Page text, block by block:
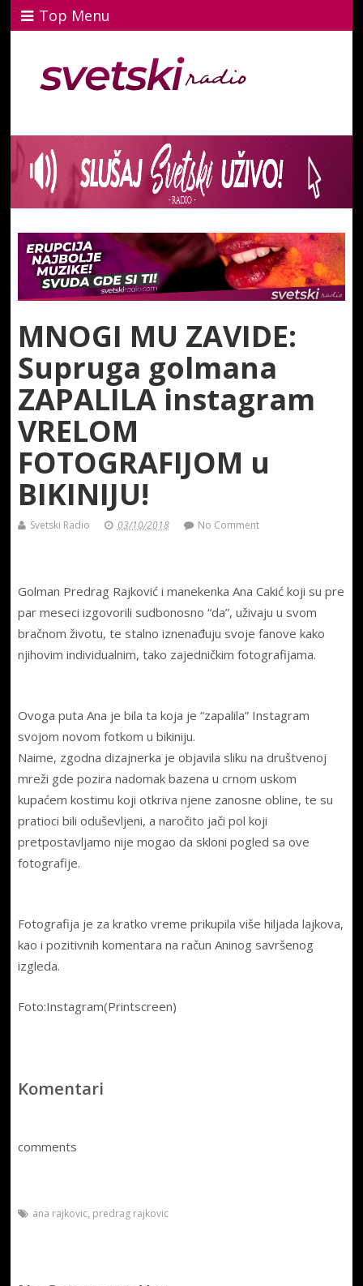
Top Menu
MNOGI MU ZAVIDE:
Supruga golmana
ZAPALILA instagram
VRELOM
FOTOGRAFIJOM u
BIKINIJU!
Svetski Radio 03/10/2018 No Comment
Golman Predrag Rajković i manekenka Ana Cakić koji su pre
par meseci izgovorili sudbonosno “da”, uživaju u svom
bračnom životu, te stalno iznenađuju svoje fanove kako
njihovim individualnim, tako zajedničkim fotografijama.
Ovoga puta Ana je bila ta koja je “zapalila” Instagram
svojom novom fotkom u bikiniju.
Naime, zgodna dizajnerka je objavila sliku na društvenoj
mreži gde pozira nadomak bazena u crnom uskom
kupaćem kostimu koji otkriva njene zanosne obline, te su
pratioci bili oduševljeni, a naročito jači pol koji
pretpostavljamo nije mogao da skloni pogled sa ove
fotografije.
Fotografija je za kratko vreme prikupila više hiljada lajkova,
kao i pozitivnih komentara na račun Aninog savršenog
izgleda.
Foto:Instagram(Printscreen)
Komentari
comments
ana rajkovic, predrag rajkovic